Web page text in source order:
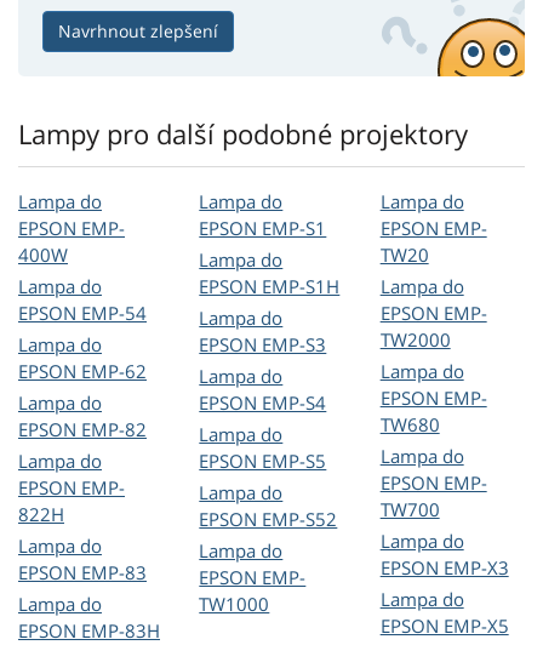
Navrhnout zlepšení
Lampy pro další podobné projektory
Lampa do
EPSON EMP-
400W
Lampa do
EPSON EMP-54
Lampa do
EPSON EMP-62
Lampa do
EPSON EMP-82
Lampa do
EPSON EMP-
822H
Lampa do
EPSON EMP-83
Lampa do
EPSON EMP-83H
Lampa do
EPSON EMP-S1
Lampa do
EPSON EMP-S1H
Lampa do
EPSON EMP-S3
Lampa do
EPSON EMP-S4
Lampa do
EPSON EMP-S5
Lampa do
EPSON EMP-S52
Lampa do
EPSON EMP-
TW1000
Lampa do
EPSON EMP-
TW20
Lampa do
EPSON EMP-
TW2000
Lampa do
EPSON EMP-
TW680
Lampa do
EPSON EMP-
TW700
Lampa do
EPSON EMP-X3
Lampa do
EPSON EMP-X5